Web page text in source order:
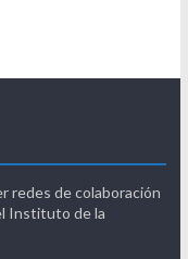
redes de colaboración
Instituto de la